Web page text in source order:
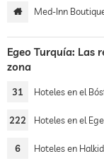
Med-Inn
Egeo Turquía: Las
zona
31 Hoteles en el
222 Hoteles en el
6 Hoteles en